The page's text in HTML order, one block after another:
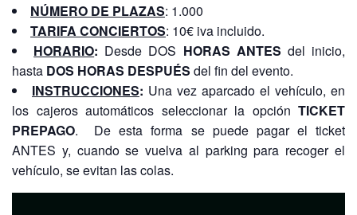
NÚMERO DE PLAZAS: 1.000
TARIFA CONCIERTOS: 10€ iva incluido.
HORARIO: Desde DOS HORAS ANTES del inicio,
hasta DOS HORAS DESPUÉS del fin del evento.
INSTRUCCIONES: Una vez aparcado el vehículo, en
los cajeros automáticos seleccionar la opción TICKET
PREPAGO. De esta forma se puede pagar el ticket
ANTES y, cuando se vuelva al parking para recoger el
vehículo, se evitan las colas.